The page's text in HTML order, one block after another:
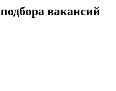
вакансий